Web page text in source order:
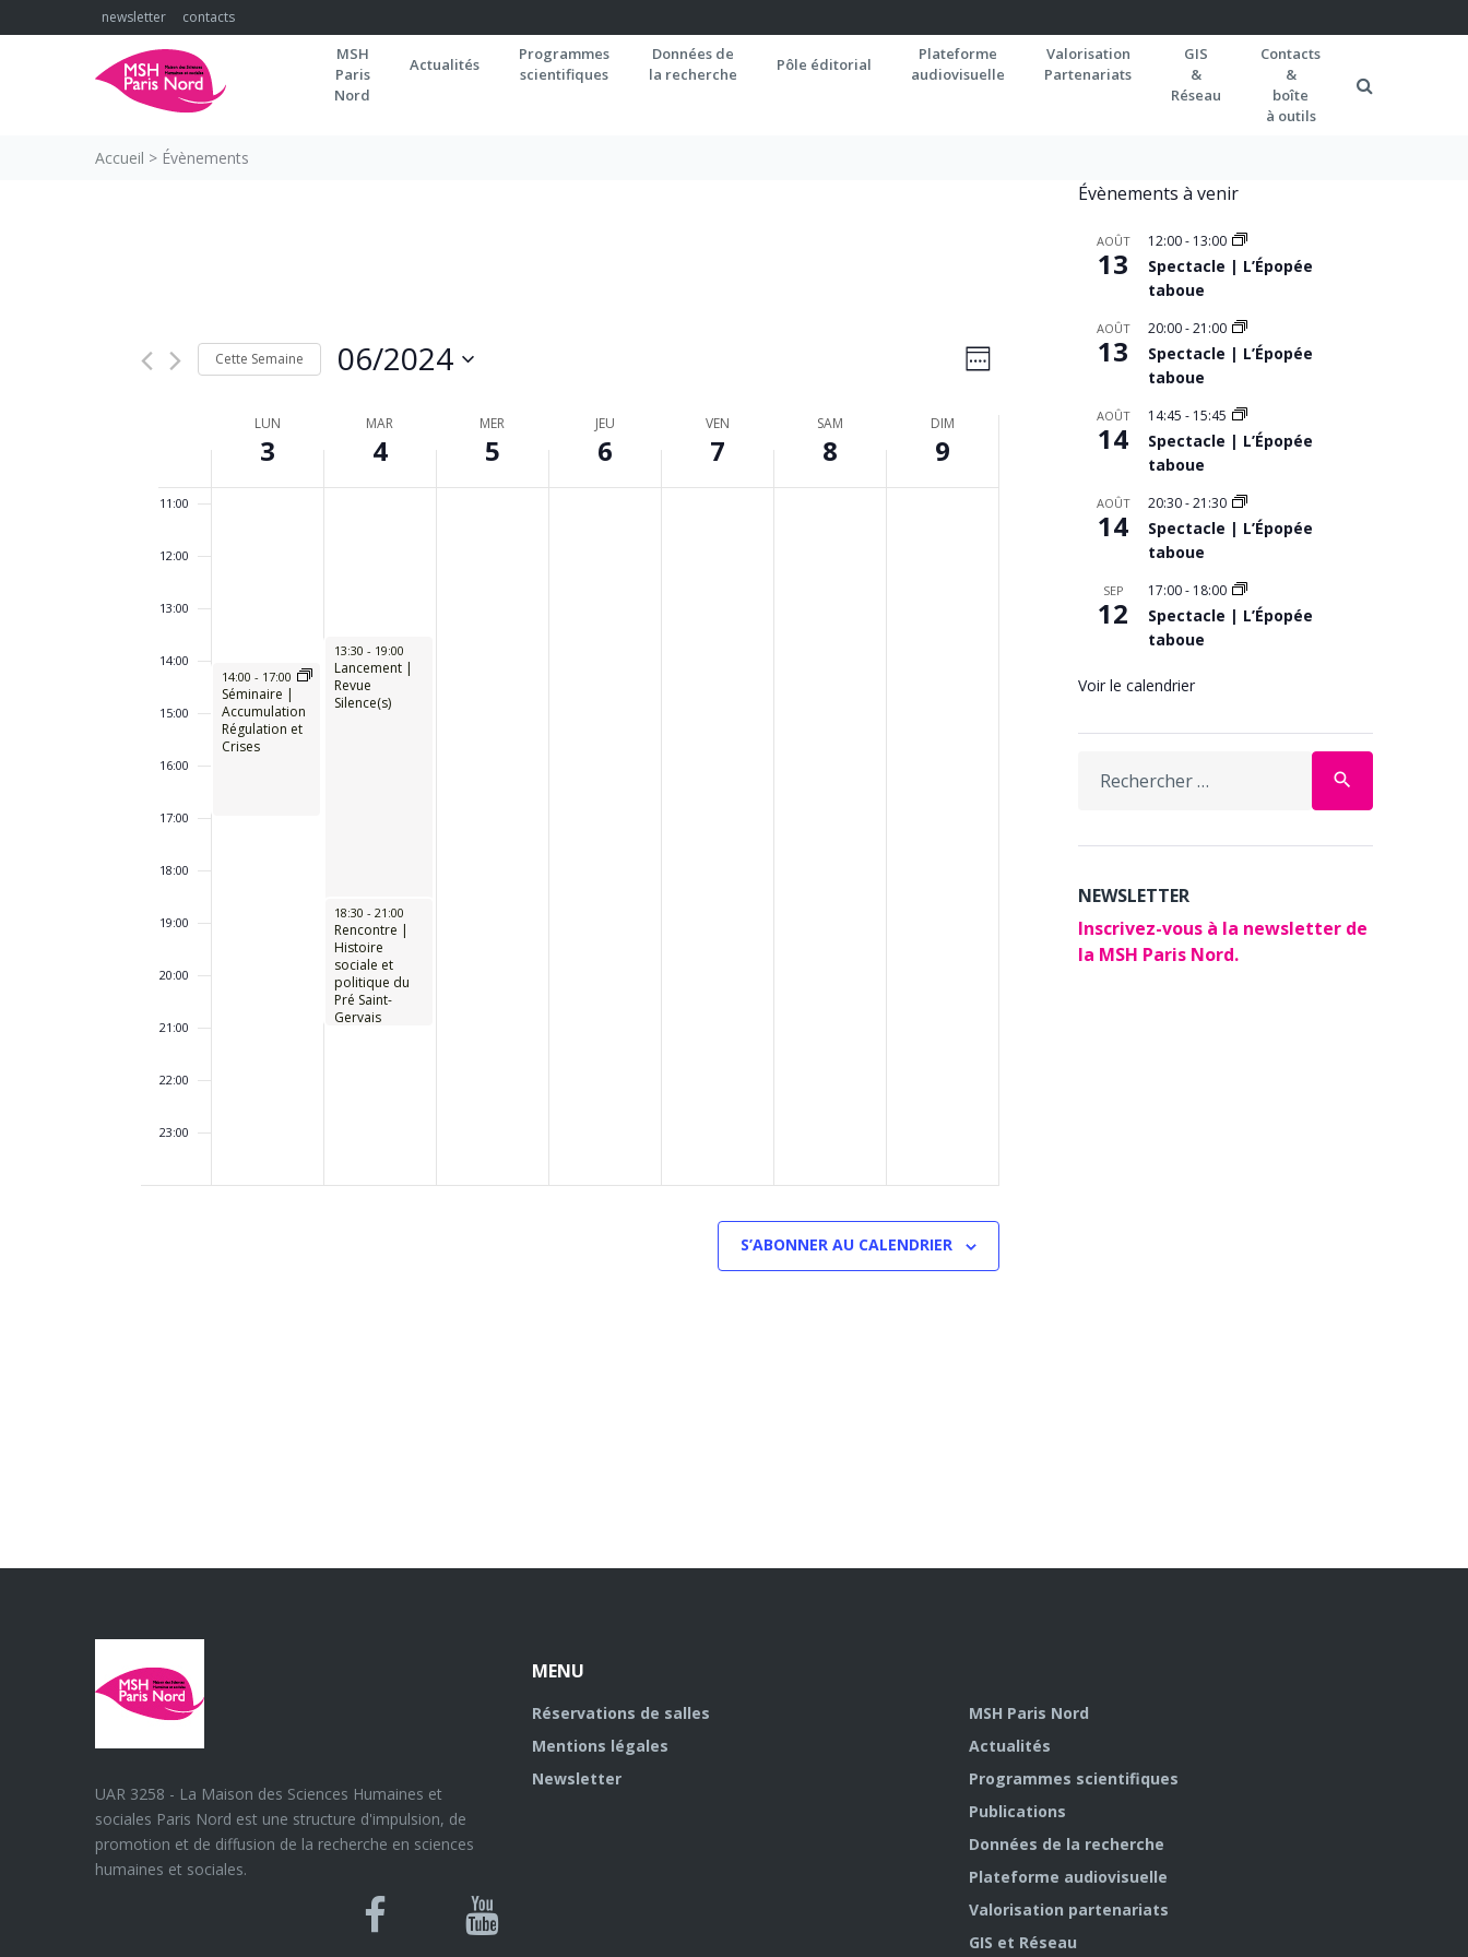
to
newsletter contacts
MSH
Paris
Nord
Actualités
Programmes
scientifiques
Données de
la recherche
Pôle éditorial
Plateforme
audiovisuelle
Valorisation
Partenariats
GIS
&
Réseau
Contacts
&
boîte
à outils
Accueil > Évènements
NAVIGATION
CONSULTATIONS
Navigation
vues
Évènement
SEMAINE
Cette Semaine 06/2024
SEMAINE
ÉVÈNEMENTS
LUN
3
MAR
4
MER
5
JEU
6
VEN
7
SAM
8
DIM
9
02:00
03:00
11:00
12:00
13:00
14:00
15:00
16:00
17:00
18:00
19:00
20:00
21:00
22:00
23:00
14:00 - 17:00
Séminaire |
Accumulation
Régulation et
Crises
13:30 - 19:00
Lancement |
Revue
Silence(s)
18:30 - 21:00
Rencontre |
Histoire
sociale et
politique du
Pré Saint-
Gervais
S’ABONNER AU CALENDRIER
Évènements à venir
AOÛT
13
12:00- 13:00
Spectacle | L’Épopée
taboue
AOÛT
13
20:00-21:00
Spectacle | L’Épopée
taboue
AOÛT
14
14:45 - 15:45
Spectacle | L’Épopée
taboue
AOÛT
14
20:30-21:30
Spectacle | L’Épopée
taboue
SEP
12
17:00- 18:00
Spectacle | L’Épopée
taboue
Voir le calendrier
for:
search
NEWSLETTER
Inscrivez-vous à la newsletter de
la MSH Paris Nord.
UAR 3258 - La Maison des Sciences Humaines et
sociales Paris Nord est une structure d'impulsion, de
promotion et de diffusion de la recherche en sciences
humaines et sociales.
Bluesky
Canal
MENU
Réservations de salles
Mentions légales
Newsletter
MSH Paris Nord
Actualités
Programmes scientifiques
Publications
Données de la recherche
Plateforme audiovisuelle
Valorisation partenariats
GIS et Réseau